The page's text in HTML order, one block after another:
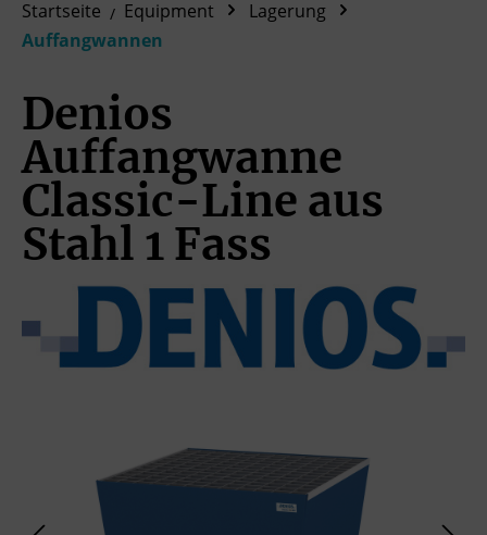
Startseite Equipment
Lagerung
Auffangwannen
Denios
Auffangwanne
Classic-Line aus
Stahl 1 Fass